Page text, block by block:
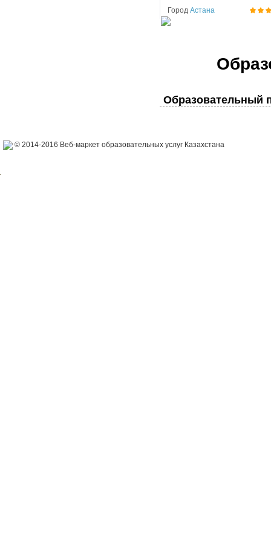
Город Астана
Образовательный
© 2014-2016 Веб-маркет образовательных услуг Казахстана